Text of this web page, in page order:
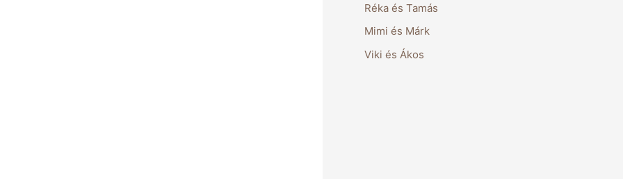
Réka és Tamás
Mimi és Márk
Viki és Ákos